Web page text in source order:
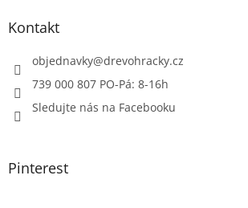
Kontakt
objednavky@drevohracky.cz
739 000 807 PO-Pá: 8-16h
Sledujte nás na Facebooku
Pinterest